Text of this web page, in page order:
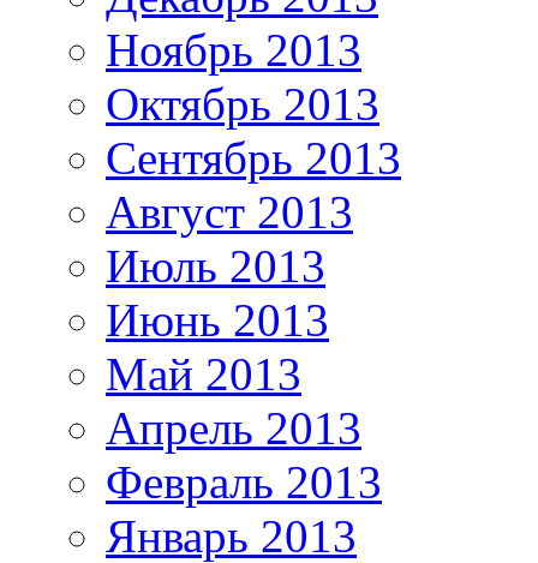
Ноябрь 2013
Октябрь 2013
Сентябрь 2013
Август 2013
Июль 2013
Июнь 2013
Май 2013
Апрель 2013
Февраль 2013
Январь 2013